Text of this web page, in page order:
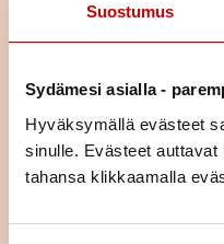
Suostumus
Sydämesi asialla -
Hyväksymällä evästeet
sinulle. Evästeet
tahansa klikkaamalla
LUE IDEAKORTTI
Verenpainekoulu 5.